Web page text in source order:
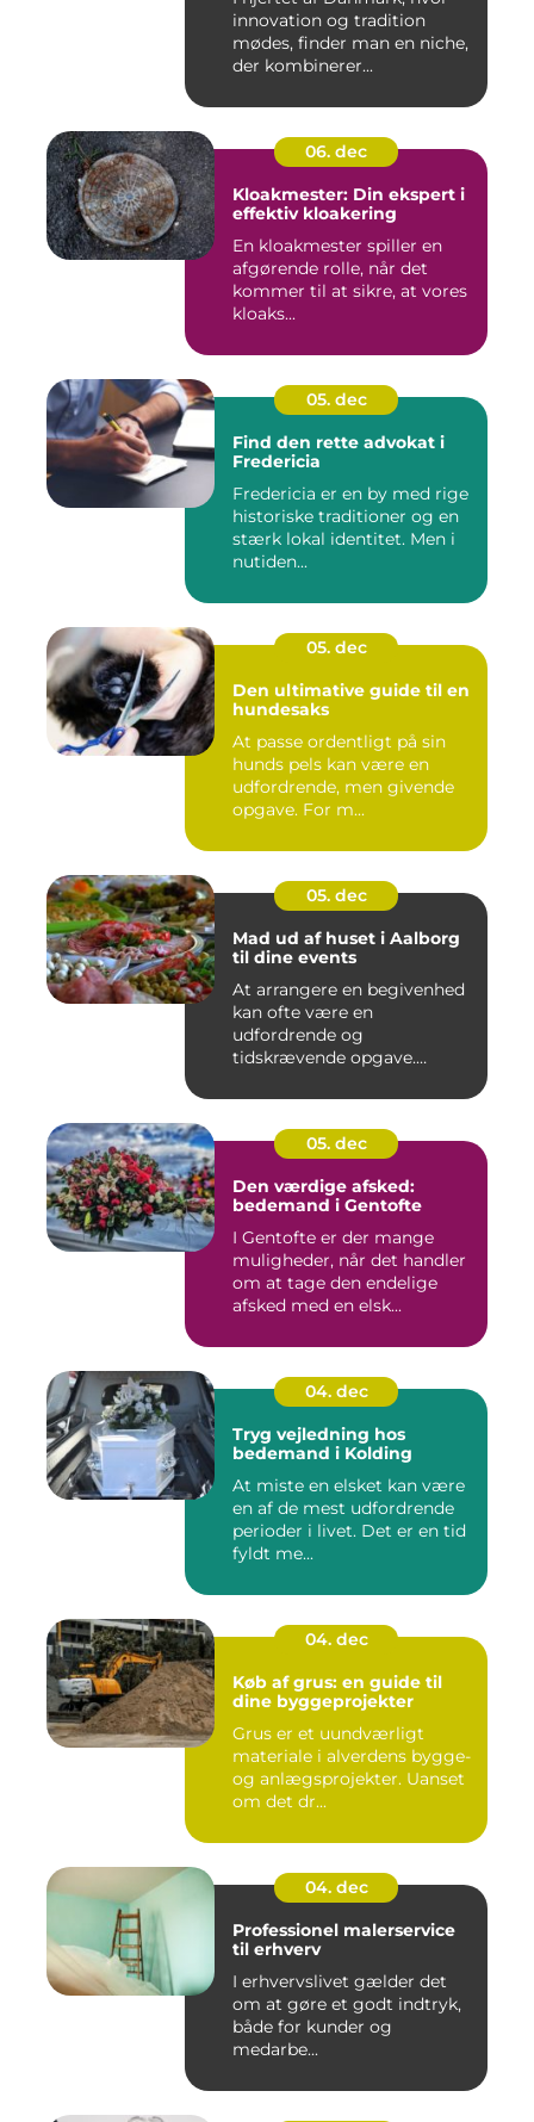
innovation og tradition
mødes, finder man en niche,
der kombinerer...
06. dec
Kloakmester: Din ekspert i
effektiv kloakering
En kloakmester spiller en
afgørende rolle, når det
kommer til at sikre, at vores
kloaks...
05. dec
Find den rette advokat i
Fredericia
Fredericia er en by med rige
historiske traditioner og en
stærk lokal identitet. Men i
nutiden...
05. dec
Den ultimative guide til en
hundesaks
At passe ordentligt på sin
hunds pels kan være en
udfordrende, men givende
opgave. For m...
05. dec
Mad ud af huset i Aalborg
til dine events
At arrangere en begivenhed
kan ofte være en
udfordrende og
tidskrævende opgave.
05. dec
Den værdige afsked:
bedemand i Gentofte
I Gentofte er der mange
muligheder, når det handler
om at tage den endelige
afsked med en elsk...
04. dec
Tryg vejledning hos
bedemand i Kolding
At miste en elsket kan være
en af de mest udfordrende
perioder i livet. Det er en tid
fyldt me...
04. dec
Køb af grus: en guide til
dine byggeprojekter
Grus er et uundværligt
materiale i alverdens bygge-
og anlægsprojekter. Uanset
om det dr...
04. dec
Professionel malerservice
til erhverv
I erhvervslivet gælder det
om at gøre et godt indtryk,
både for kunder og
medarbe...